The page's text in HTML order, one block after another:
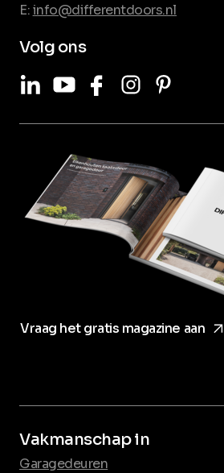
E:info@differentdoors.nl
Volg ons
LinkedInYoutubeFacebookInstagram
Vakmanschap in
Garagedeuren
Vraag het gratis magazine aanarrow_forward